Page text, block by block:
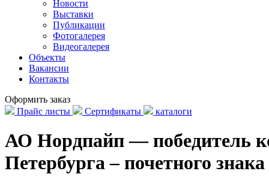
Новости
Выставки
Публикации
Фотогалерея
Видеогалерея
Объекты
Вакансии
Контакты
Оформить заказ
Прайс листы
Сертификаты каталоги
АО Нордпайп — победитель
Петербурга – почетного